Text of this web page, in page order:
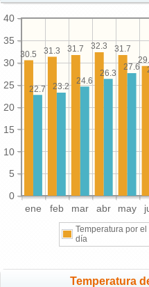
ene feb mar abr may
0
5
10
15
20
25
30
35
40
31.7
32.3
31.7
31.3
30.5
27.6
26.3
24.6
23.2
22.7
Temperatura por el
día
Temperatura